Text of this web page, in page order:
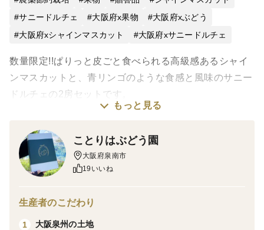
サニードルチェ
大阪府x果物
大阪府xぶどう
大阪府xシャインマスカット
大阪府xサニードルチェ
数量限定!!ぱりっと皮ごと食べられる高級感あるシャイ
ンマスカットと、青リンゴのような食感と風味のサニー
ドルチェの2房セットです。
シャインマスカット：皮ごと食べていただけて種なし品
高級感のある見た目と香りが人気のぶどう。
もっと見る
ことりはぶどう園
大阪府泉南市
19いいね
生産者のこだわり
1
大阪泉州の土地